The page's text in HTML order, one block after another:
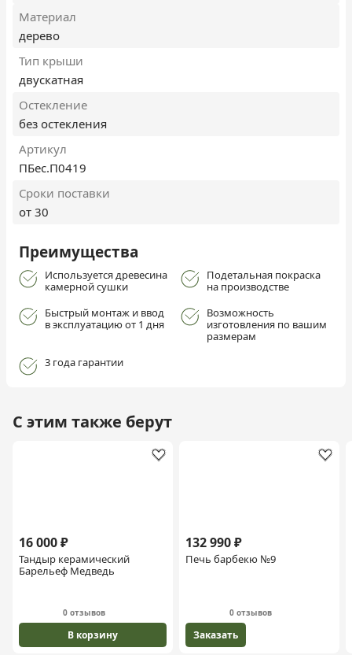
Материал
дерево
Тип крыши
двускатная
Остекление
без остекления
Артикул
ПБес.П0419
Сроки поставки
от 30
Преимущества
Используется древесина
камерной сушки
Подетальная покраска
на производстве
Быстрый монтаж и ввод
в эксплуатацию от 1 дня
Возможность
изготовления по вашим
размерам
3 года гарантии
С этим также берут
16 000 ₽
Тандыр керамический
Барельеф Медведь
0 отзывов
В корзину
132 990 ₽
Печь барбекю №9
0 отзывов
Заказать